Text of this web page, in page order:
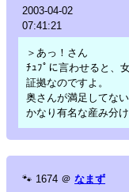
2003-04-02
07:41:21
＞あっ！さん
ﾁｭﾌﾟに言わせると、
証拠なのですよ。
奥さんが満足してな
かなり有名な産み分
🐾 1674 ＠ なまず